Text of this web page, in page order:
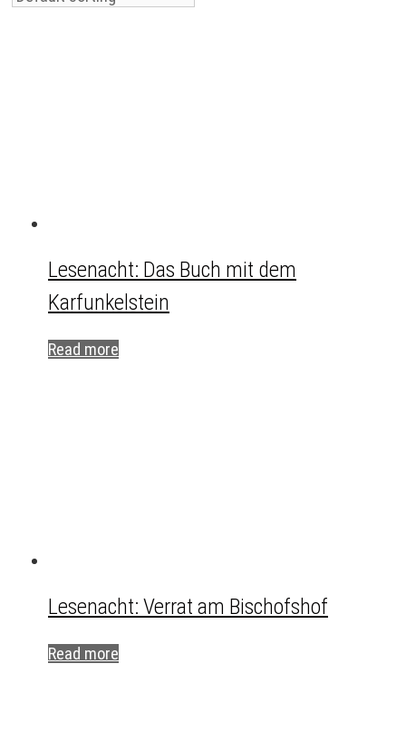
Lesenacht: Das Buch mit dem
Karfunkelstein
Read more
Lesenacht: Verrat am Bischofshof
Read more